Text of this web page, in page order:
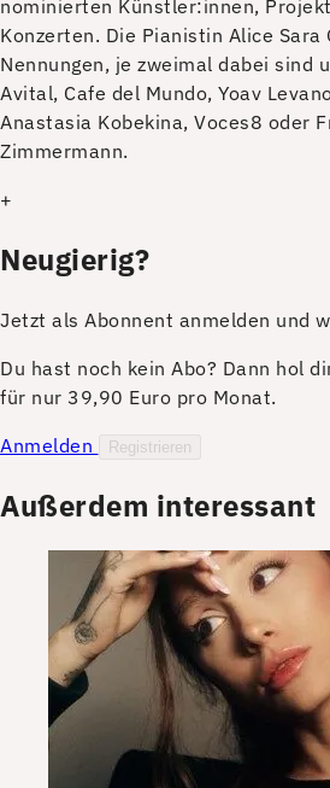
nominierten Künstler:innen,
Konzerten. Die Pianistin Alice
Nennungen, je zweimal dabei sind
Avital, Cafe del Mundo, Yoav
Anastasia Kobekina, Voces8 oder
Zimmermann.
+
Neugierig?
Jetzt als Abonnent anmelden und
Du hast noch kein Abo? Dann hol
für nur 39,90 Euro pro Monat.
Anmelden
Registrieren
Außerdem interessant